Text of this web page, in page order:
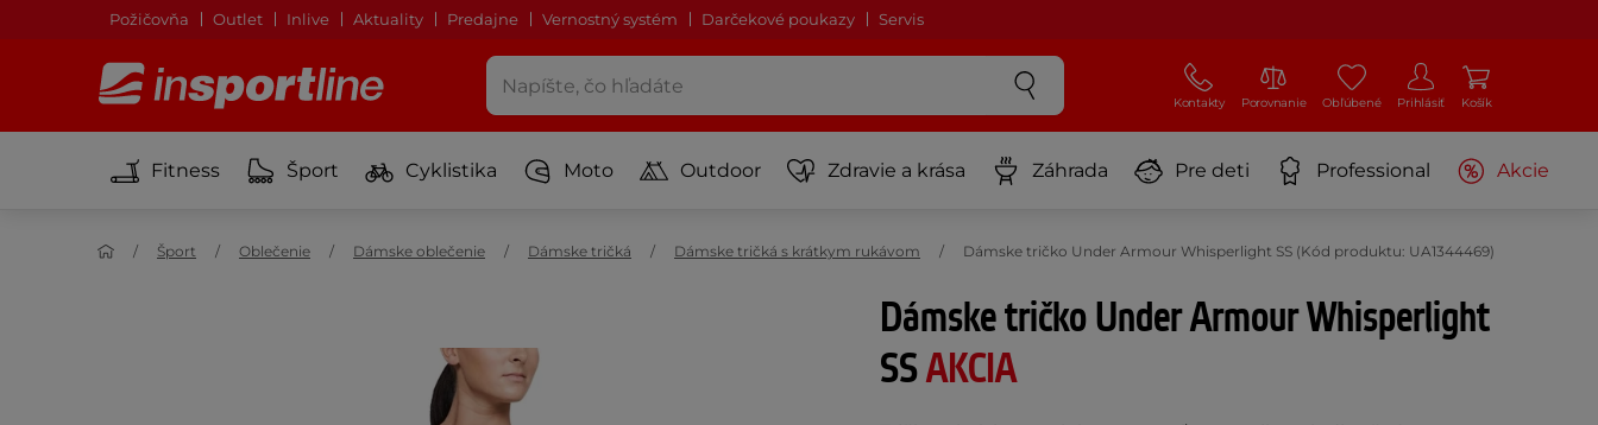
Požičovňa Outlet Inlive Aktuality Predajne Vernostný systém Darčekové poukazy Servis
Kontakty Porovnanie Obľúbené Prihlásiť Košík
Fitness Šport Cyklistika Moto Outdoor Zdravie a krása Záhrada Pre deti Professional Akcie
Šport Oblečenie Dámske oblečenie Dámske tričká Dámske tričká s krátkym rukávom Dámske tričko Under Armour Whisperlight SS (Kód produktu: UA1344469)
Dámske tričko Under Armour Whisperlight
SSAKCIA